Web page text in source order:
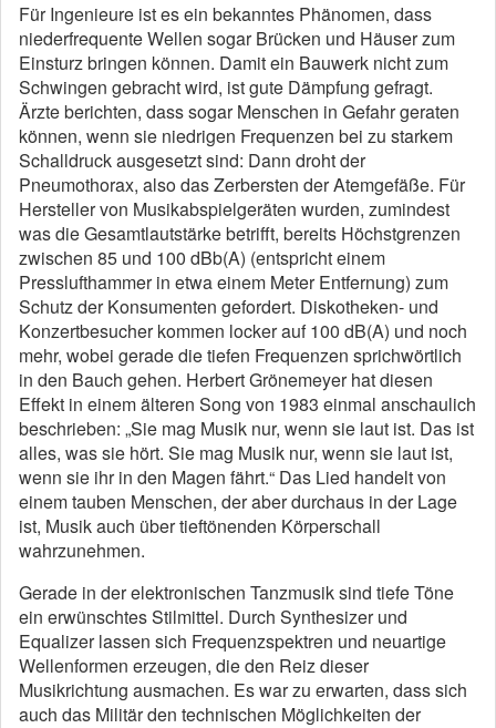
Für Ingenieure ist es ein bekanntes Phänomen, dass
niederfrequente Wellen sogar Brücken und Häuser zum
Einsturz bringen können. Damit ein Bauwerk nicht zum
Schwingen gebracht wird, ist gute Dämpfung gefragt.
Ärzte berichten, dass sogar Menschen in Gefahr geraten
können, wenn sie niedrigen Frequenzen bei zu starkem
Schalldruck ausgesetzt sind: Dann droht der
Pneumothorax, also das Zerbersten der Atemgefäße. Für
Hersteller von Musikabspielgeräten wurden, zumindest
was die Gesamtlautstärke betrifft, bereits Höchstgrenzen
zwischen 85 und 100 dBb(A) (entspricht einem
Presslufthammer in etwa einem Meter Entfernung) zum
Schutz der Konsumenten gefordert. Diskotheken- und
Konzertbesucher kommen locker auf 100 dB(A) und noch
mehr, wobei gerade die tiefen Frequenzen sprichwörtlich
in den Bauch gehen. Herbert Grönemeyer hat diesen
Effekt in einem älteren Song von 1983 einmal anschaulich
beschrieben: „Sie mag Musik nur, wenn sie laut ist. Das ist
alles, was sie hört. Sie mag Musik nur, wenn sie laut ist,
wenn sie ihr in den Magen fährt.“ Das Lied handelt von
einem tauben Menschen, der aber durchaus in der Lage
ist, Musik auch über tieftönenden Körperschall
wahrzunehmen.
Gerade in der elektronischen Tanzmusik sind tiefe Töne
ein erwünschtes Stilmittel. Durch Synthesizer und
Equalizer lassen sich Frequenzspektren und neuartige
Wellenformen erzeugen, die den Reiz dieser
Musikrichtung ausmachen. Es war zu erwarten, dass sich
auch das Militär den technischen Möglichkeiten der